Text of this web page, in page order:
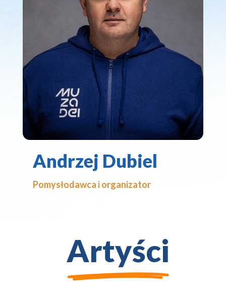
Andrzej Dubiel
Pomysłodawca i organizator
Artyści